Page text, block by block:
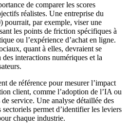
de comparer les scores
réalistes. Une entreprise du
pourrait, par exemple, viser une
les points de friction spécifiques à
ou l’expérience d’achat en ligne.
quant à elles, devraient se
interactions numériques et la
de référence pour mesurer l’impact
client, comme l’adoption de l’IA ou
service. Une analyse détaillée des
sectoriels permet d’identifier les leviers
chaque industrie.